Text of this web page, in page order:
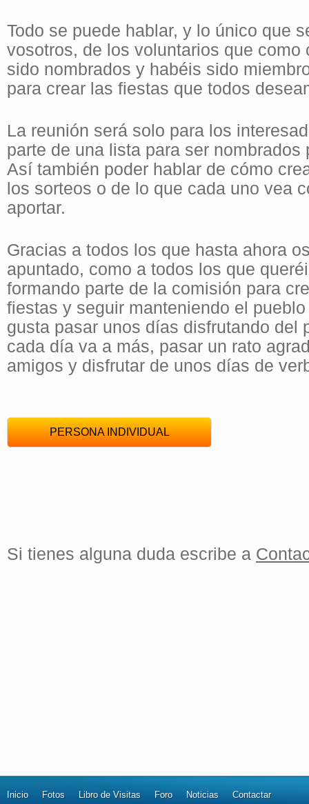
Todo se puede hablar, y lo único que
vosotros, de los voluntarios que como
sido nombrados y habéis sido
para crear las fiestas que todos
La reunión será solo para los
parte de una lista para ser nombrados
Así también poder hablar de cómo
los sorteos o de lo que cada uno vea
aportar.
Gracias a todos los que hasta ahora
apuntado, como a todos los que
formando parte de la comisión para
fiestas y seguir manteniendo el
gusta pasar unos días disfrutando del
cada día va a más, pasar un rato
amigos y disfrutar de unos días de
PERSONA INDIVIDUAL
Si tienes alguna duda escribe a
Inicio Fotos Libro de Visitas Foro Noticias Contactar